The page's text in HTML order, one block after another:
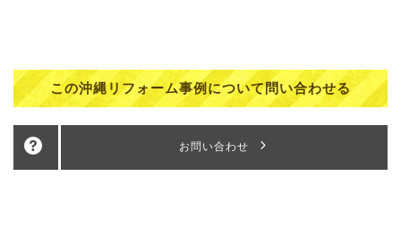
この沖縄リフォーム事例について問い合わせる
お問い合わせ